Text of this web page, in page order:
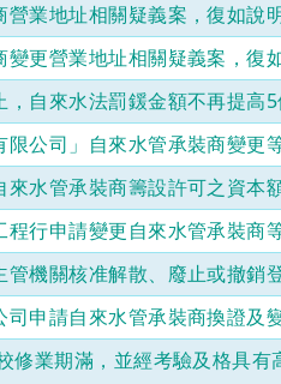
業地址相關疑義案，復如說
更營業地址相關疑義案，復
自來水法罰鍰金額不再提高5
公司」自來水管承裝商變
水管承裝商籌設許可之資本
行申請變更自來水管承裝商
機關核准解散、廢止或撤銷
申請自來水管承裝商換證及
修業期滿，並經考驗及格具